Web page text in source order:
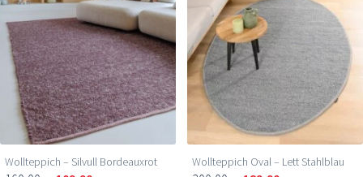
Wollteppich – Silvull Bordeauxrot Wollteppich Oval – Lett Stahlblau